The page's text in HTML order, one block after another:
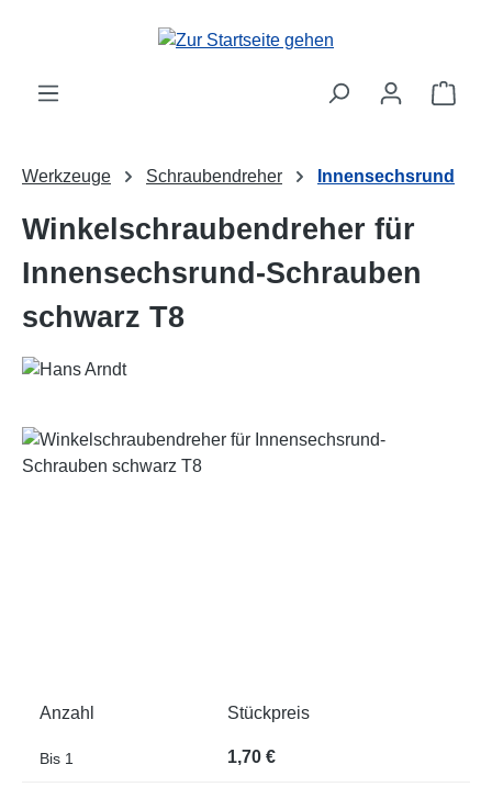
Zum Hauptinhalt springen
Werkzeuge Schraubendreher Innensechsrund
Winkelschraubendreher für
Innensechsrund-Schrauben
schwarz T8
Bildergalerie überspringen
Anzahl Stückpreis
Bis 1 1,70 €